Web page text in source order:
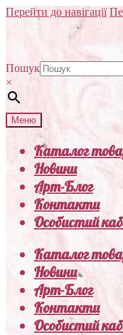
Перейти до навігації
Пошук
×
Меню
Каталог
Новини
Арт-Блог
Контакти
Особистий
Каталог
Новини
Арт-Блог
Контакти
Особистий